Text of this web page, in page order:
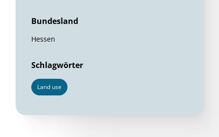
Bundesland
Hessen
Schlagwörter
Land use